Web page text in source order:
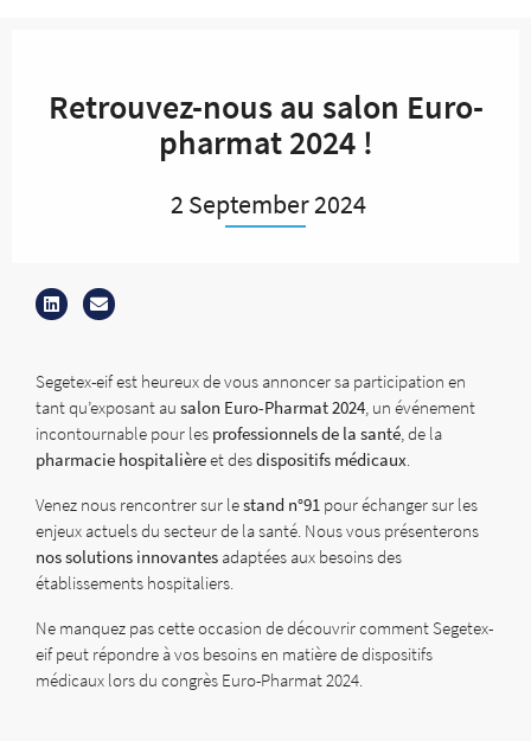
Retrouvez-nous au salon Euro-
pharmat 2024 !
2 September 2024
Segetex-eif est heureux de vous annoncer sa participation en
tant qu’exposant au salon Euro-Pharmat 2024 , un événement
incontournable pour les professionnels de la santé , de la
pharmacie hospitalièreet desdispositifs médicaux
Venez nous rencontrer sur lestand n°91 pour échanger sur les
enjeux actuels du secteur de la santé. Nous vous présenterons
nos solutions innovantes adaptées aux besoins des
établissements hospitaliers.
Ne manquez pas cette occasion de découvrir comment Segetex-
eif peut répondre à vos besoins en matière de dispositifs
médicaux lors du congrès Euro-Pharmat 2024.